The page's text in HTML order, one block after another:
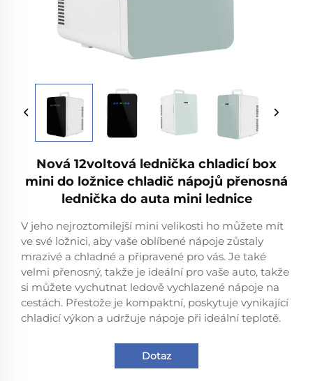
Nová 12voltová lednička chladicí box
mini do ložnice chladič nápojů přenosná
lednička do auta mini lednice
V jeho nejroztomilejší mini velikosti ho můžete mít
ve své ložnici, aby vaše oblíbené nápoje zůstaly
mrazivé a chladné a připravené pro vás. Je také
velmi přenosný, takže je ideální pro vaše auto, takže
si můžete vychutnat ledově vychlazené nápoje na
cestách. Přestože je kompaktní, poskytuje vynikající
chladicí výkon a udržuje nápoje při ideální teplotě.
Dotaz